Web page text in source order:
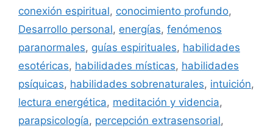
conexión espiritual, conocimiento profundo,
Desarrollo personal, energías, fenómenos
paranormales, guías espirituales, habilidades
esotéricas, habilidades místicas, habilidades
psíquicas, habilidades sobrenaturales, intuición,
lectura energética, meditación y videncia,
parapsicología, percepción extrasensorial,